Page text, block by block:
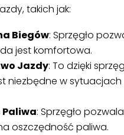
takich jak:
Biegów: Sprzęgło
jest komfortowa.
Jazdy: To dzięki
niezbędne w
Paliwa: Sprzęgło
oszczędność paliwa.